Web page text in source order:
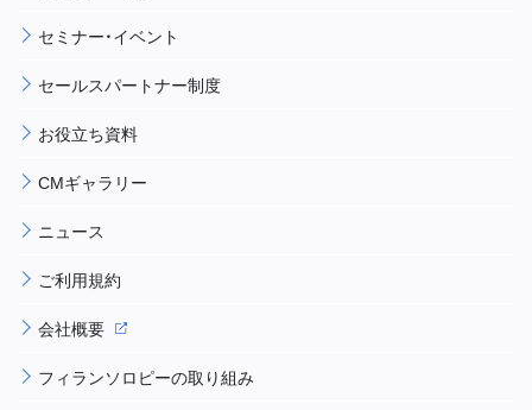
セミナー・イベント
セールスパートナー制度
お役立ち資料
CMギャラリー
ニュース
ご利用規約
会社概要
フィランソロピーの取り組み